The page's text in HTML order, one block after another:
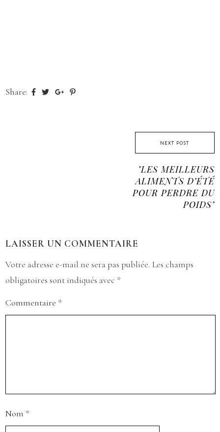
Share:
NEXT POST
"LES MEILLEURS
ALIMENTS D’ÉTÉ
POUR PERDRE DU
POIDS"
LAISSER UN COMMENTAIRE
Votre adresse e-mail ne sera pas publiée. Les champs
obligatoires sont indiqués avec *
Commentaire *
Nom *